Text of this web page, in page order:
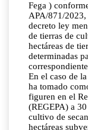
Fega )
APA/871/
decreto ley
de tierras de
hectáreas de
determinadas
En el caso de
ha tomado
figuren en el
(REGEPA) a
cultivo de
hectáreas